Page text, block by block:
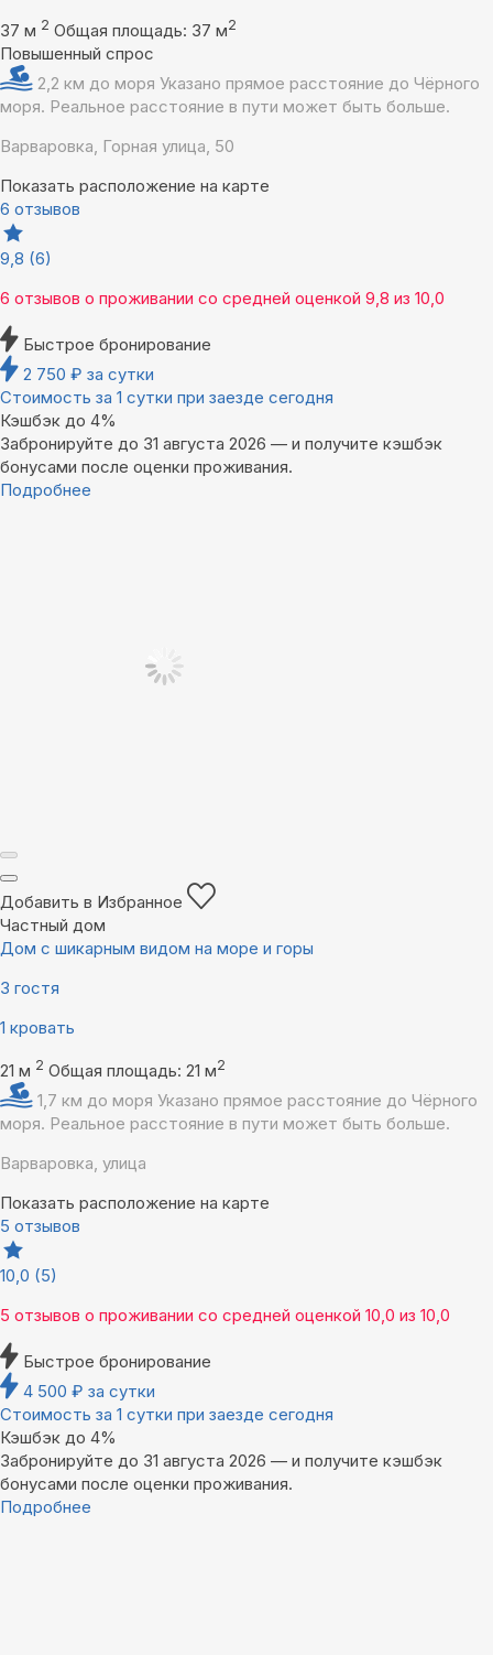
37 м 2 Общая площадь: 37 м2
Повышенный спрос
2,2 км до моря Указано прямое расстояние до Чёрного
моря. Реальное расстояние в пути может быть больше.
Варваровка, Горная улица, 50
Показать расположение на карте
6 отзывов
9,8 (6)
6 отзывов о проживании со средней оценкой 9,8 из 10,0
Быстрое бронирование
2 750 ₽ за сутки
Стоимость за 1 сутки при заезде сегодня
Кэшбэк до 4%
Забронируйте до 31 августа 2026 — и получите кэшбэк
бонусами после оценки проживания.
Подробнее
Добавить в Избранное
Частный дом
Дом с шикарным видом на море и горы
3 гостя
1 кровать
21 м 2 Общая площадь: 21 м2
1,7 км до моря Указано прямое расстояние до Чёрного
моря. Реальное расстояние в пути может быть больше.
Варваровка, улица
Показать расположение на карте
5 отзывов
10,0 (5)
5 отзывов о проживании со средней оценкой 10,0 из 10,0
Быстрое бронирование
4 500 ₽ за сутки
Стоимость за 1 сутки при заезде сегодня
Кэшбэк до 4%
Забронируйте до 31 августа 2026 — и получите кэшбэк
бонусами после оценки проживания.
Подробнее